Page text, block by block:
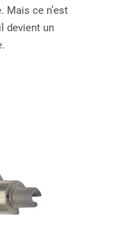
Mais ce n’est
devient un